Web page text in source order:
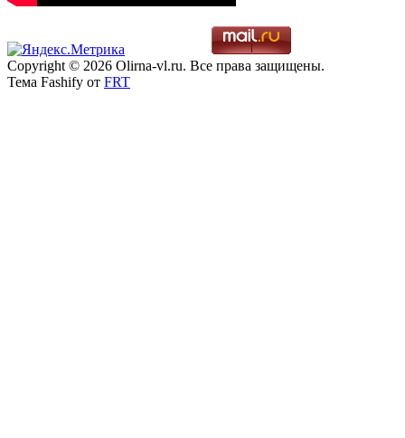
Copyright © 2026 Olirna-vl.ru. Все права защищены.
Тема Fashify от FRT